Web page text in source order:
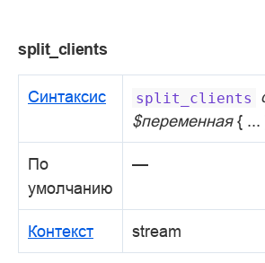
split_clients
Синтаксис split_clients
$переменная{ ...
По
умолчанию
—
Контекст stream